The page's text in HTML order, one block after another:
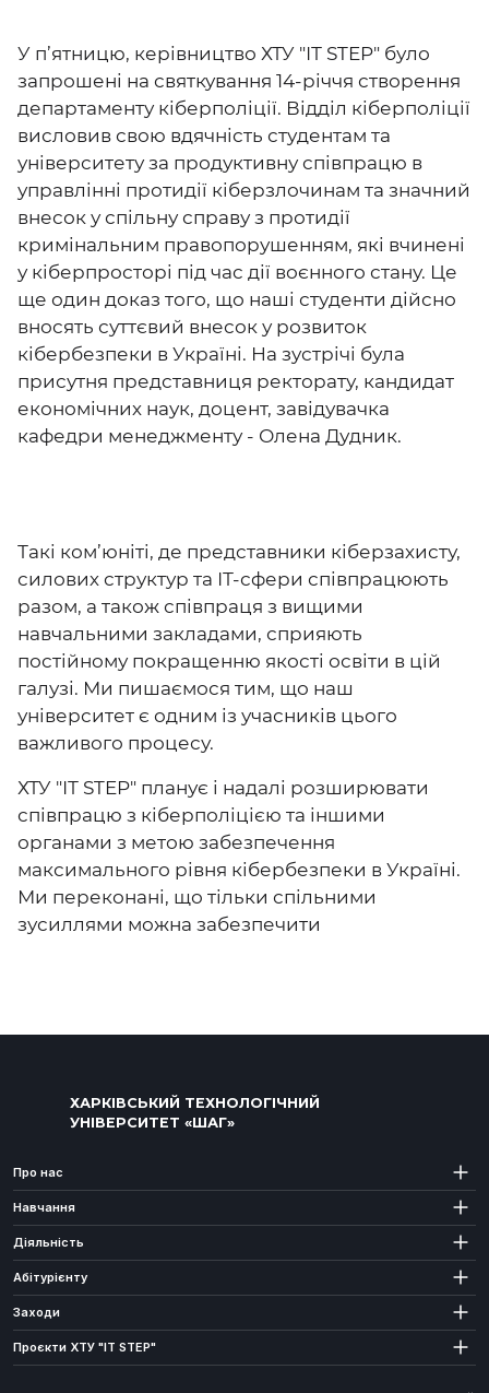
У п’ятницю, керівництво ХТУ "ІТ STEP" було
запрошені на святкування 14-річчя створення
департаменту кіберполіції. Відділ кіберполіції
висловив свою вдячність студентам та
університету за продуктивну співпрацю в
управлінні протидії кіберзлочинам та значний
внесок у спільну справу з протидії
кримінальним правопорушенням, які вчинені
у кіберпросторі під час дії воєнного стану. Це
ще один доказ того, що наші студенти дійсно
вносять суттєвий внесок у розвиток
кібербезпеки в Україні. На зустрічі була
присутня представниця ректорату, кандидат
економічних наук, доцент, завідувачка
кафедри менеджменту - Олена Дудник.
Такі ком’юніті, де представники кіберзахисту,
силових структур та ІТ-сфери співпрацюють
разом, а також співпраця з вищими
навчальними закладами, сприяють
постійному покращенню якості освіти в цій
галузі. Ми пишаємося тим, що наш
університет є одним із учасників цього
важливого процесу.
ХТУ "ІТ STEP" планує і надалі розширювати
співпрацю з кіберполіцією та іншими
органами з метою забезпечення
максимального рівня кібербезпеки в Україні.
Ми переконані, що тільки спільними
зусиллями можна забезпечити
ХАРКІВСЬКИЙ ТЕХНОЛОГІЧНИЙ
УНІВЕРСИТЕТ «ШАГ»
Про нас
Навчання
Діяльність
Абітурієнту
Заходи
Проєкти ХТУ "IT STEP"